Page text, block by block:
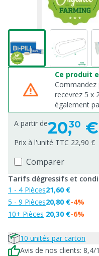
Ce produit
Commandez
recevrez 5 x
également
A partir de20,30 €
Prix à l'unité TTC 22,90 €
Comparer
Tarifs dégressifs et
1 - 4 Pièces
5 - 9 Pièces
10+ Pièces
21,60 €
20,80 €
20,30 €
-4%
-6%
10 unités par carton
Avis de nos clients: 8,4/